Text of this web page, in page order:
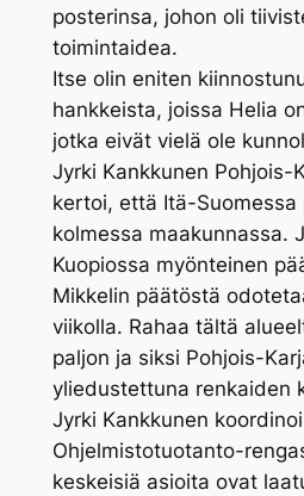
posterinsa, johon oli
toimintaidea.
Itse olin eniten
hankkeista, joissa Helia
jotka eivät vielä ole
Jyrki Kankkunen Pohjois-
kertoi, että Itä-Suomessa
kolmessa maakunnassa.
Kuopiossa myönteinen
Mikkelin päätöstä
viikolla. Rahaa tältä
paljon ja siksi Pohjois-
yliedustettuna renkaiden
Jyrki Kankkunen koordinoi
Ohjelmistotuotanto-
keskeisiä asioita ovat